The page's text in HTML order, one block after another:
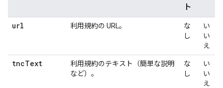
ト
url 利用規約の URL。
な
し
い
い
え
tncText
利用規約のテキスト（簡単な説明
など）。
な
し
い
い
え